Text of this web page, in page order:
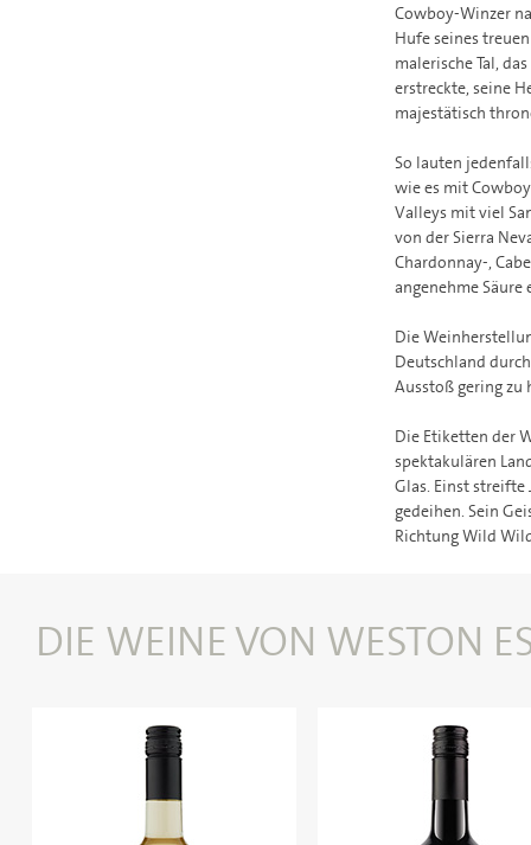
Cowboy-Winzer
Hufe seines
malerische Tal,
erstreckte, seine
majestätisch
So lauten
wie es mit
Valleys mit viel
von der Sierra
Chardonnay-,
angenehme
Die
Deutschland
Ausstoß gering zu
Die Etiketten der
spektakulären
Glas. Einst
gedeihen. Sein
Richtung Wild
DIE WEINE VON WESTON